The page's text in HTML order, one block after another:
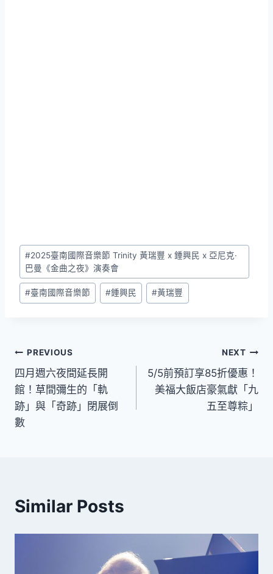
Post
Tags:
#2025臺南國際音樂節 Trinity 黃瑞豐 x 鍾興民 x 亞尼克·
巴曼《金曲之夜》演奏會
#臺南國際音樂節 #鍾興民 #黃瑞豐
文
章
導
覽
PREVIOUS
四月週六夜間延長開
館！草間彌生的「軌
跡」與「奇跡」閉展倒
數
NEXT
5/5前預訂享85折優惠！
美福大飯店豪氣獻「九
五至尊粽」
Similar Posts